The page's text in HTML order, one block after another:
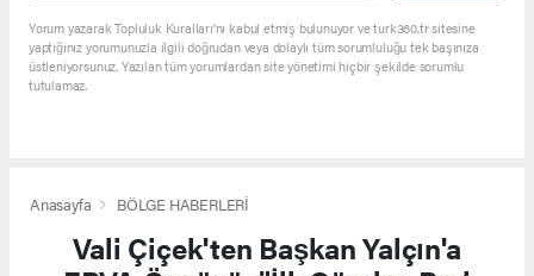
Yorum yazarak Topluluk Kuralları’nı kabul etmiş bulunuyor ve turk360.tr sitesine
yaptığınız yorumunuzla ilgili doğrudan veya dolaylı tüm sorumluluğu tek başınıza
üstleniyorsunuz. Yazılan tüm yorumlardan site yönetimi hiçbir şekilde sorumlu
tutulamaz.
Anasayfa BÖLGE HABERLERİ
Vali Çiçek'ten Başkan Yalçın'a